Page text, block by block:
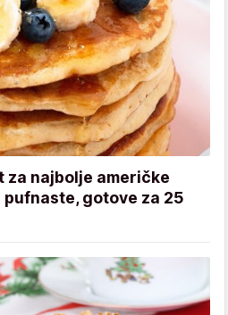
najbolje američke
gotove za 25